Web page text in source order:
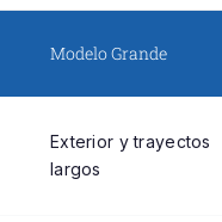
Modelo Grande
Exterior y trayectos
largos